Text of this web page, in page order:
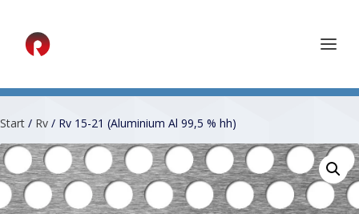
Start / Rv / Rv 15-21 (Aluminium Al 99,5 % hh)